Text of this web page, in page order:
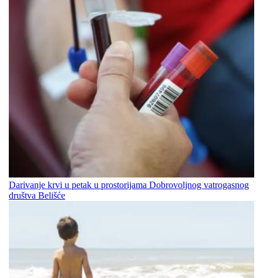
Darivanje krvi u petak u prostorijama Dobrovoljnog vatrogasnog
društva Belišće